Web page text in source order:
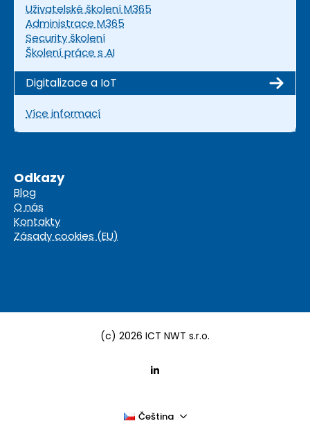
Uživatelské školení M365
Administrace M365
Security školení
Školení práce s AI
Digitalizace a IoT
Více informací
Odkazy
Blog
O nás
Kontakty
Zásady cookies (EU)
(c) 2026 ICT NWT s.r.o.
Čeština